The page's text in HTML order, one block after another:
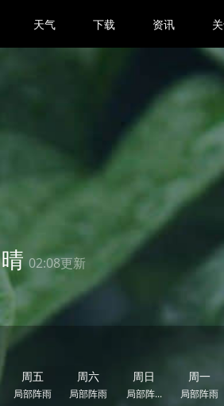
天气 下载 资讯
晴 02:08更新
周五
局部阵雨
周六
局部阵雨
周日
局部阵...
周一
局部阵雨